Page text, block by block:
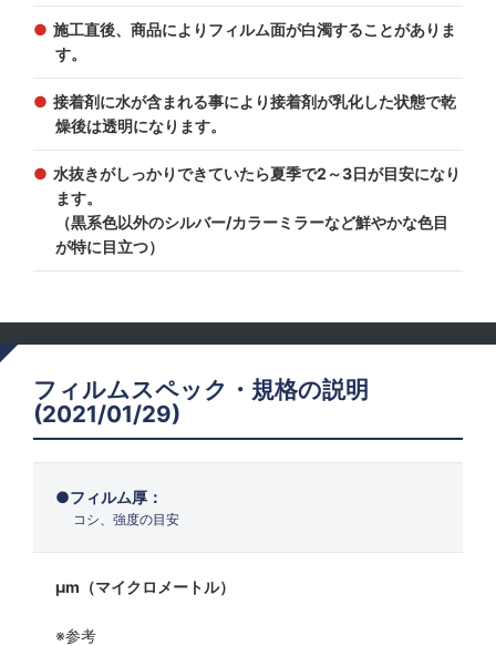
施工直後、商品によりフィルム面が白濁することがありま
す。
接着剤に水が含まれる事により接着剤が乳化した状態で乾
燥後は透明になります。
水抜きがしっかりできていたら夏季で2～3日が目安になり
ます。
（黒系色以外のシルバー/カラーミラーなど鮮やかな色目
が特に目立つ）
フィルムスペック・規格の説明
(2021/01/29)
フィルム厚：
コシ、強度の目安
μm（マイクロメートル）
※参考